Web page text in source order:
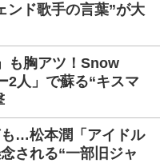
ンド歌手の言葉”が大
も胸アツ！Snow
2人」で蘇る“キスマ
も…松本潤「アイドル
される“一部旧ジャ